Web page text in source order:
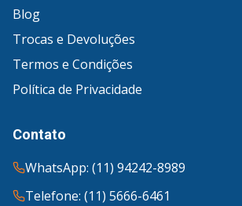
Blog
Trocas e Devoluções
Termos e Condições
Política de Privacidade
Contato
WhatsApp: (11) 94242-8989
Telefone: (11) 5666-6461